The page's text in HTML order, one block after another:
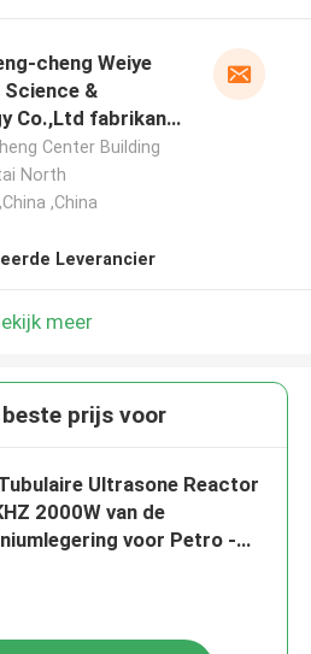
cheng Weiye
&
Co.,Ltd fabrikant
Center Building
North
,China
Leverancier
meer
prijs voor
Ultrasone Reactor
2000W van de
voor Petro -